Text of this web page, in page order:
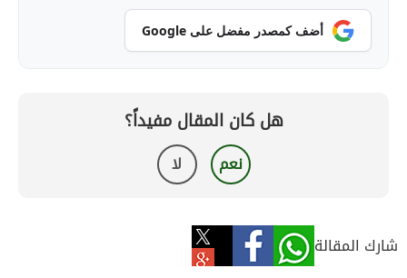
أضف كمصدر مفضل على Google
هل كان المقال مفيداً؟
نعم لا
شارك المقالة